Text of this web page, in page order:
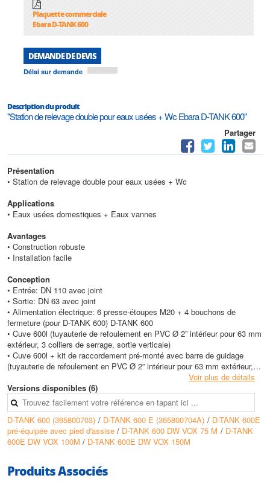
Plaquette commerciale
Ebara D-TANK 600
DEMANDE DE DEVIS
Délai sur demande
Description du produit
"Station de relevage double pour eaux usées + Wc Ebara D-TANK 600"
Partager
Présentation
• Station de relevage double pour eaux usées + Wc
Applications
• Eaux usées domestiques + Eaux vannes
Avantages
• Construction robuste
• Installation facile
Conception
• Entrée: DN 110 avec joint
• Sortie: DN 63 avec joint
• Alimentation électrique: 6 presse-étoupes M20 + 4 bouchons de
fermeture (pour D-TANK 600) D-TANK 600
• Cuve 600l (tuyauterie de refoulement en PVC Ø 2” intérieur pour 63 mm
extérieur, 3 colliers de serrage, sortie verticale)
• Cuve 600l + kit de raccordement pré-monté avec barre de guidage
(tuyauterie de refoulement en PVC Ø 2” intérieur pour 63 mm extérieur, 3
colliers de serrage, sortie verticale, plaque supportant jusqu’à 40kg)
Caractéristiques techniques
• Réservoir en polyéthylène de 600 litres, avec couvercle doté d’un joint
en EPDM expansé
• Hauteur max (HMT) : 10 m
• Débit max : 36 m3/h
Voir plus de détails
Versions disponibles (6)
D-TANK 600 (365800703) / D-TANK 600 E (365800704A) / D-TANK 600E
pré-équipée avec pied d'assise / D-TANK 600 DW VOX 75 M / D-TANK
600E DW VOX 100M / D-TANK 600E DW VOX 150M
Produits Associés